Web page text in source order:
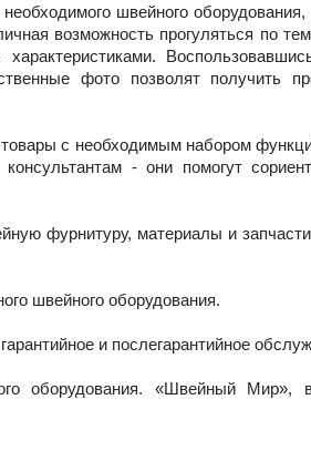
швейного
возможность прогуляться по
фото позволят получить
с необходимым набором
- они помогут
фурнитуру, материалы и
швейного оборудования.
и послегарантийное
оборудования. «Швейный Мир», в